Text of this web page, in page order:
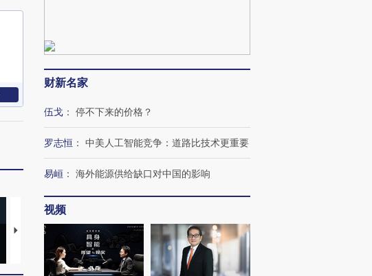
马航飞行员跨国走私7万
粒摇头丸 尿检体内含3种
视线｜被称为“蟑螂”的印
度Z世代 用街头抗争将教
育部长拱下台
视线｜“入侵”还是“人道危
机”？难民潮撕裂西班牙
财新名家
伍戈 ： 停不下来的价格？
罗志恒 ： 中美人工智能竞争：道路比技术更重要
易峘 ： 海外能源供给缺口对中国的影响
视频